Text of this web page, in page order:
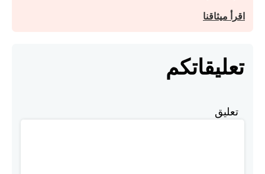
اقرأ ميثاقنا
تعليقاتكم
تعليق